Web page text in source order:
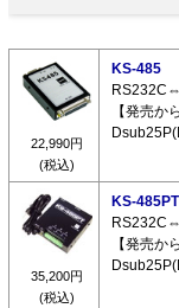
22,990円
(税込)
KS-485
【発売か
35,200円
(税込)
KS-485PT
【発売か